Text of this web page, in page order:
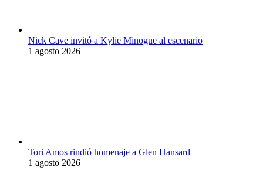
Nick Cave invitó a Kylie Minogue al escenario
1 agosto 2026
Tori Amos rindió homenaje a Glen Hansard
1 agosto 2026